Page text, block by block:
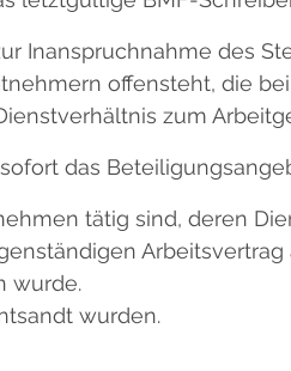
Inanspruchnahme des
offensteht, die
zum
das
tätig sind, deren
wurde.
wurden.